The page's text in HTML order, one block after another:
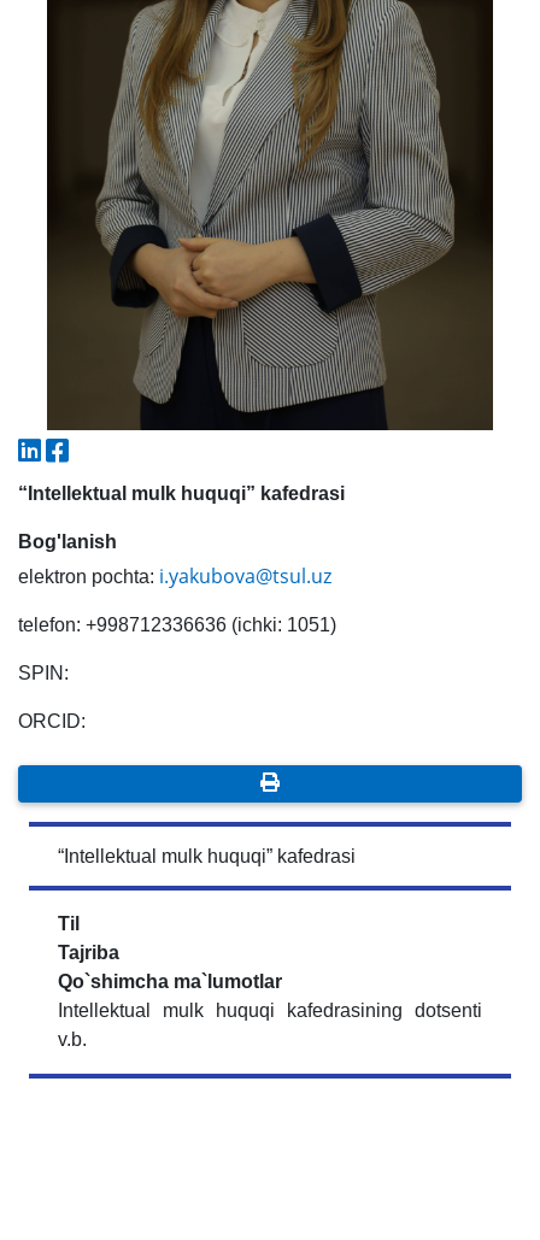
“Intellektual mulk huquqi” kafedrasi
Bog'lanish
elektron pochta: i.yakubova@tsul.uz
telefon: +998712336636 (ichki: 1051)
SPIN:
ORCID:
“Intellektual mulk huquqi” kafedrasi
Til
Tajriba
Qo`shimcha ma`lumotlar
Intellektual mulk huquqi kafedrasining dotsenti
v.b.
7. Call-center (4) 8. Bakalavriat kvotasi (3)
9. Magistratura kvotasi (4) ✉️ Adminga yozish